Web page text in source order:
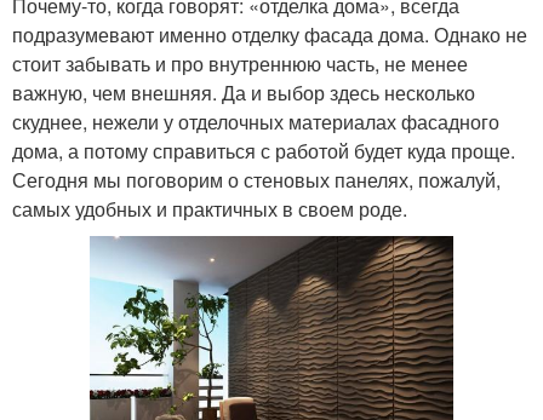
подразумевают именно отделку фасада дома. Однако не
стоит забывать и про внутреннюю часть, не менее
важную, чем внешняя. Да и выбор здесь несколько
скуднее, нежели у отделочных материалах фасадного
дома, а потому справиться с работой будет куда проще.
Сегодня мы поговорим о стеновых панелях, пожалуй,
самых удобных и практичных в своем роде.